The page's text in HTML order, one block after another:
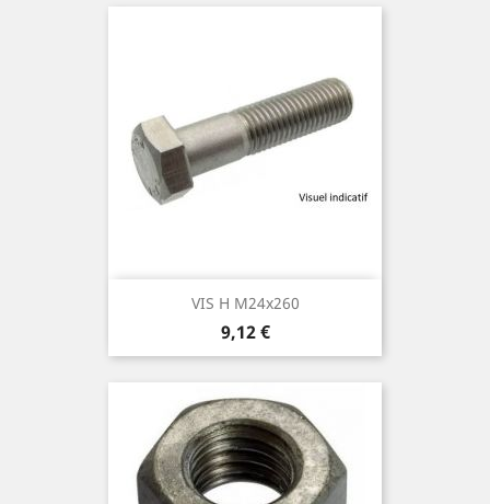
VIS H M24x260
Prix
9,12 €